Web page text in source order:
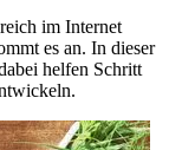
im Internet
es an. In dieser
helfen Schritt